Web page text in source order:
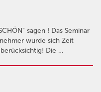
sagen ! Das Seminar
wurde sich Zeit
Die …